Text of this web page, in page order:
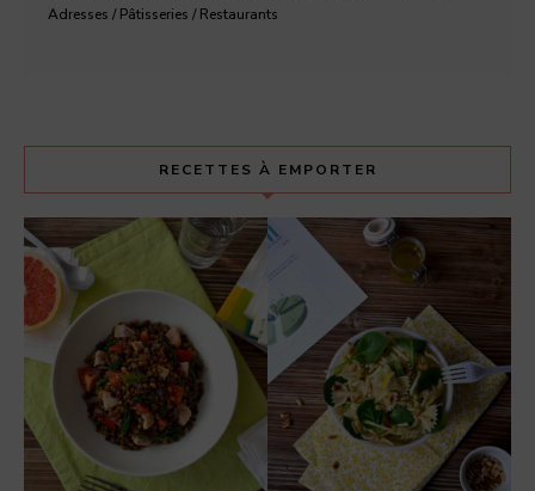
Adresses / Pâtisseries / Restaurants
RECETTES À EMPORTER